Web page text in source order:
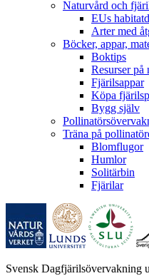
Naturvård och
EUs
Arter med
Böcker, appar,
Boktips
Resurser på
Fjärilsappar
Köpa
Bygg själv
Träna på
Blomflugor
Humlor
Solitärbin
Fjärilar
Svensk Dagfjärilsövervakning